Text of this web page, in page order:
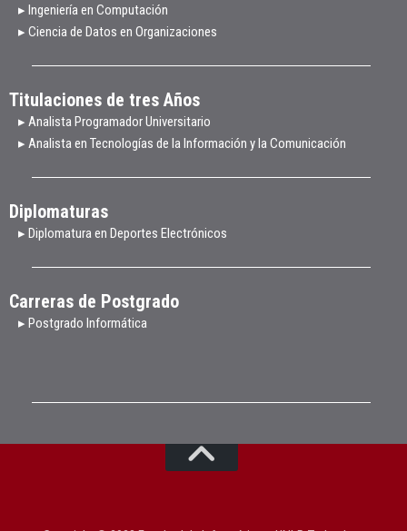
▸ Ingeniería en Computación
▸ Ciencia de Datos en Organizaciones
Titulaciones de tres Años
▸ Analista Programador Universitario
▸ Analista en Tecnologías de la Información y la Comunicación
Diplomaturas
▸ Diplomatura en Deportes Electrónicos
Carreras de Postgrado
▸ Postgrado Informática